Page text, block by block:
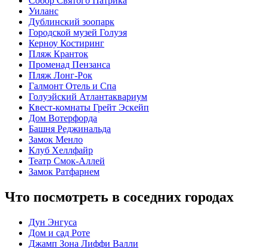
Уиланc
Дублинский зоопарк
Городской музей Голуэя
Керноу Костиринг
Пляж Кранток
Променад Пензанса
Пляж Лонг-Рок
Галмонт Отель и Спа
Голуэйский Атлантаквариум
Квест-комнаты Грейт Эскейп
Дом Вотерфорда
Башня Реджинальда
Замок Менло
Клуб Хеллфайр
Театр Смок-Аллей
Замок Ратфарнем
Что посмотреть в соседних городах
Дун Энгуса
Дом и сад Роте
Джамп Зона Лиффи Валли